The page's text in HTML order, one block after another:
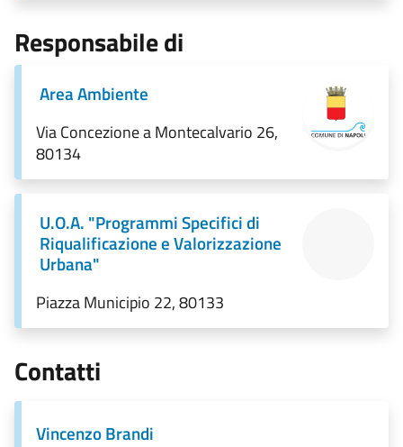
Responsabile di
Area Ambiente
Via Concezione a Montecalvario 26,
80134
U.O.A. "Programmi Specifici di
Riqualificazione e Valorizzazione
Urbana"
Piazza Municipio 22, 80133
Contatti
Vincenzo Brandi